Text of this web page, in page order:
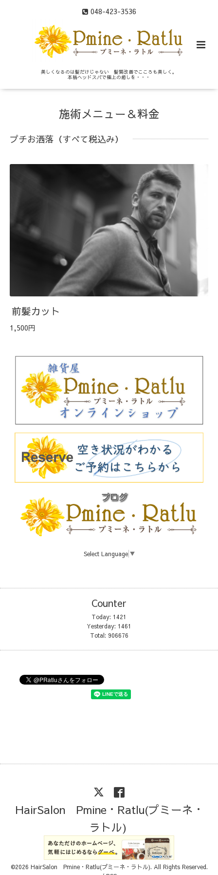
048-423-3536
美しくなるのは髪だけじゃない 髪質改善でこころも美しく。
本格ヘッドスパで極上の癒しを・・・
施術メニュー＆料金
プチお洒落（すべて税込み）
前髪カット
1,500円
Select Language ▼
Counter
Today: 1421
Yesterday: 1461
Total: 906676
HairSalon Pmine・Ratlu(プミーネ・
ラトル)
©2026 HairSalon Pmine・Ratlu(プミーネ・ラトル). All Rights Reserved.